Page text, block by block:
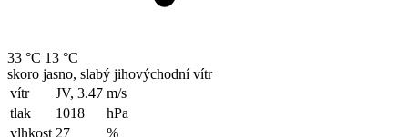
33 °C 13 °C
skoro jasno, slabý jihovýchodní vítr
vítr
JV, 3.47 m/s
tlak
1018
hPa
vlhkost 27
%